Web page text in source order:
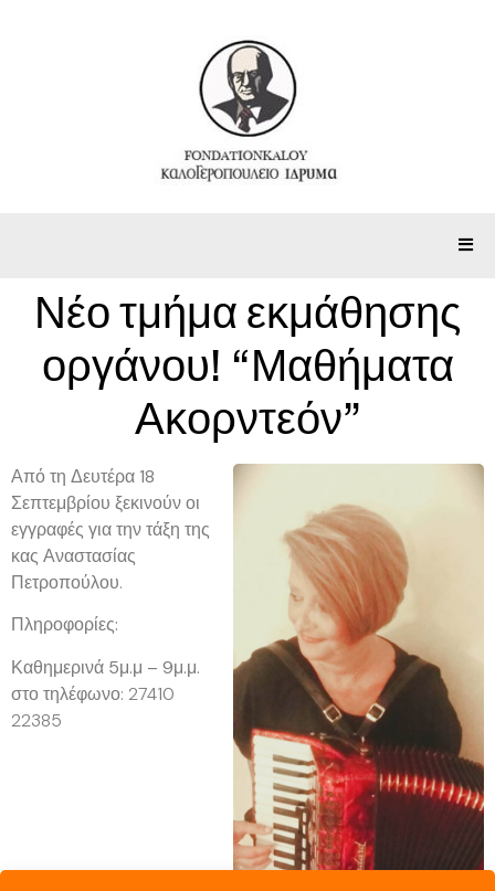
Νέο τμήμα εκμάθησης
οργάνου! “Μαθήματα
Ακορντεόν”
Από τη Δευτέρα 18
Σεπτεμβρίου ξεκινούν οι
εγγραφές για την τάξη της
κας Αναστασίας
Πετροπούλου.
Πληροφορίες:
Καθημερινά 5μ.μ – 9μ.μ.
στο τηλέφωνο: 27410
22385